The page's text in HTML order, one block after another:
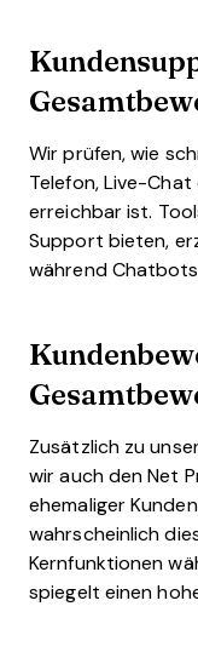
Wir prüfen, wie
Telefon, Live-
erreichbar ist.
Support bieten,
während
Zusätzlich zu
wir auch den Net
ehemaliger
wahrscheinlich
Kernfunktionen
spiegelt einen